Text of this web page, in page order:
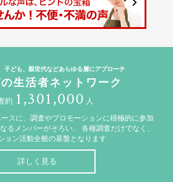
子ども、親世代などあらゆる層にアプローチ
生活者ネットワーク
約 1,301,000 人
スに、調査やプロモーションに積極的に参加
るメンバーがそろい、
各種調査だけでなく、
ョン活動全般の基盤となります
詳しく見る